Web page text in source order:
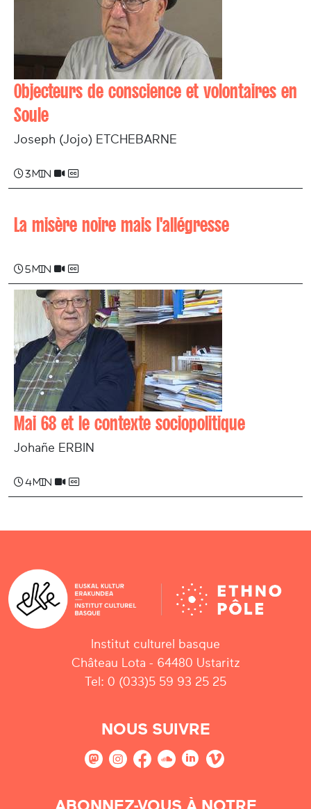
Objecteurs de conscience et volontaires en
Soule
Joseph (Jojo) ETCHEBARNE
3 min
La misère noire mais l'allégresse
5 min
Mai 68 et le contexte sociopolitique
Johañe ERBIN
4 min
Institut culturel basque
Château Lota - 64480 Ustaritz
Tel: 0 (033)5 59 93 25 25
NOUS SUIVRE